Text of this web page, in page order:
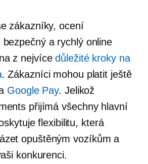
zákazníky, ocení
bezpečný a rychlý online
z nejvícedůležité kroky na
. Zákazníci mohou platit ještě
Google Pay. Jelikož
přijímá všechny hlavní
flexibilitu, která
opuštěným vozíkům a
konkurenci.